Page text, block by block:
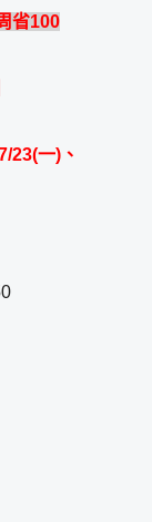
省100
23(一) 、